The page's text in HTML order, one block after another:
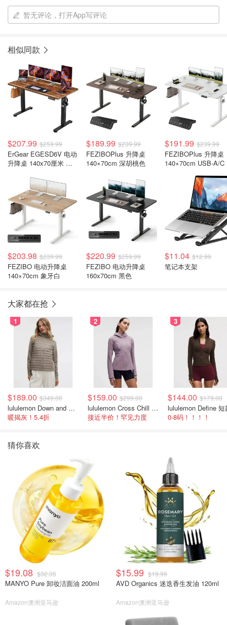
暂无评论，打开App写评论
相似同款
$207.99 $259.99
ErGear EGESD6V 电动
升降桌 140x70厘米 复
$189.99 $239.99
FEZIBOPlus 升降桌
140×70cm 深胡桃色
$191.99 $239.99
FEZIBOPlus 升降桌
140×70cm USB-A/C
$203.98 $239.99
FEZIBO 电动升降桌
140×70cm 象牙白
$220.99 $259.99
FEZIBO 电动升降桌
160x70cm 黑色
$11.04 $12.99
笔记本支架
大家都在抢
1
$189.00 $349.00
lululemon Down and Around 羽绒夹克
暖揭灰！5.4折
2
$159.00 $299.00
lululemon Cross Chill 女士运动外套
接近半价！罕见力度
3
$144.00 $179.00
0-8码！！！！
猜你喜欢
$19.08 $32.35
MANYO Pure 卸妆洁面油 200ml
Amazon澳洲亚马逊
$15.99 $19.99
AVD Organics 迷迭香生发油 120ml
Amazon澳洲亚马逊